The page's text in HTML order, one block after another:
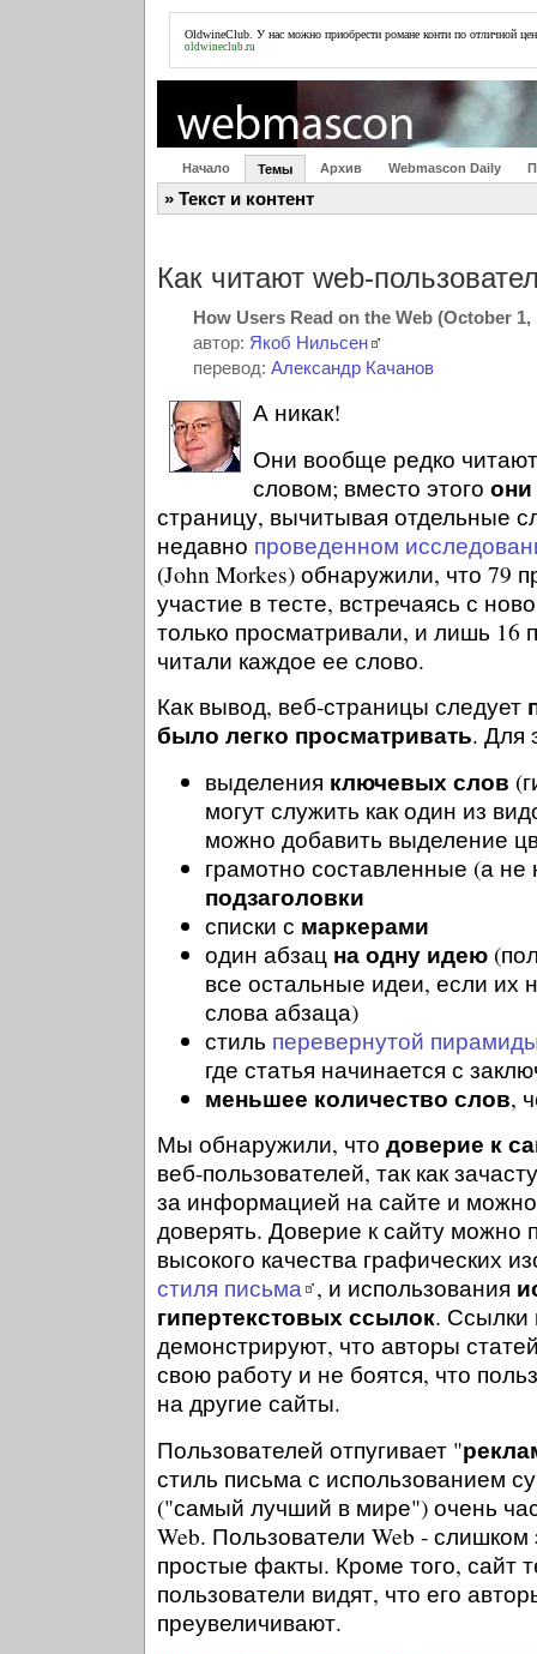
OldwineClub. У нас можно приобрести романе конти по отличной
oldwineclub.ru
Начало Темы Архив Webmascon Daily
» Текст и контент
Как читают web-
How Users Read on the Web (October 1,
автор: Якоб Нильсен
перевод: Александр Качанов
А никак!
Они вообще редко
словом; вместо этого они
страницу, вычитывая отдельные
недавно проведенном
(John Morkes) обнаружили, что 79
участие в тесте, встречаясь с
только просматривали, и лишь 16
читали каждое ее слово.
Как вывод, веб-страницы следует
было легко просматривать. Для
выделения ключевых слов
могут служить как один из
можно добавить выделение
грамотно составленные (а
подзаголовки
списки с маркерами
один абзац на одну идею
все остальные идеи, если их
слова абзаца)
стиль перевернутой
где статья начинается с
меньшее количество слов,
Мы обнаружили, что доверие к
веб-пользователей, так как
за информацией на сайте и
доверять. Доверие к сайту
высокого качества графических
стиля письма , и использования
гипертекстовых ссылок. Ссылки
демонстрируют, что авторы
свою работу и не боятся, что
на другие сайты.
Пользователей отпугивает "
стиль письма с использованием
("самый лучший в мире") очень
Web. Пользователи Web -
простые факты. Кроме того, сайт
пользователи видят, что его
преувеличивают.